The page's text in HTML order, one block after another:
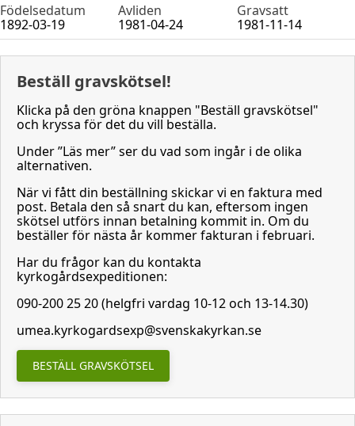
Födelsedatum Avliden
Gravsatt
1892-03-19
1981-04-24 1981-11-14
Beställ gravskötsel!
Klicka på den gröna knappen "Beställ gravskötsel"
och kryssa för det du vill beställa.
Under ”Läs mer” ser du vad som ingår i de olika
alternativen.
När vi fått din beställning skickar vi en faktura med
post. Betala den så snart du kan, eftersom ingen
skötsel utförs innan betalning kommit in. Om du
beställer för nästa år kommer fakturan i februari.
Har du frågor kan du kontakta
kyrkogårdsexpeditionen:
090-200 25 20 (helgfri vardag 10-12 och 13-14.30)
umea.kyrkogardsexp@svenskakyrkan.se
BESTÄLL GRAVSKÖTSEL